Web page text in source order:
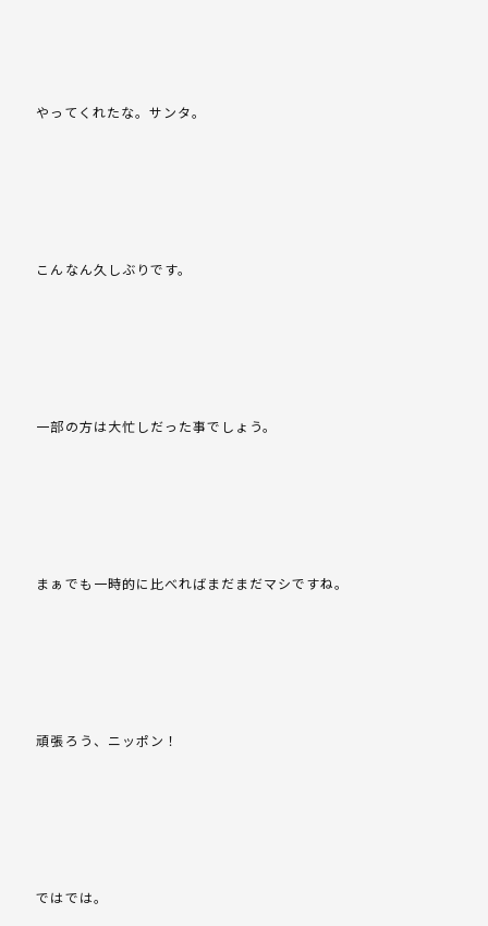
やってくれたな。サンタ。
こんなん久しぶりです。
一部の方は大忙しだった事でしょう。
まぁでも一時的に比べればまだまだマシですね。
頑張ろう、ニッポン！
ではでは。